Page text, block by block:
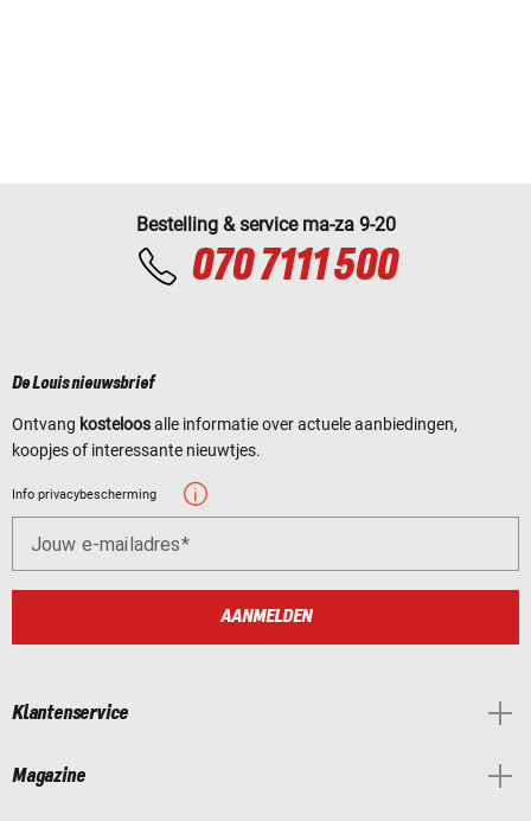
Bestelling & service ma-za 9-20
070 7111 500
De Louis nieuwsbrief
Ontvang kosteloosalle informatie over actuele aanbiedingen,
koopjes of interessante nieuwtjes.
Info privacybescherming
Jouw e-mailadres
AANMELDEN
Klantenservice
Magazine